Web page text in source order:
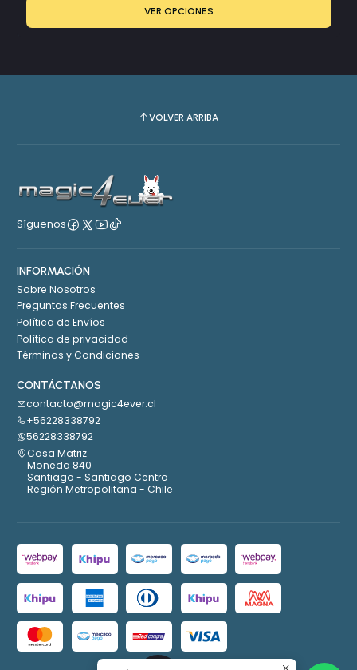
VER OPCIONES
VOLVER ARRIBA
Síguenos
INFORMACIÓN
Sobre Nosotros
Preguntas Frecuentes
Política de Envíos
Política de privacidad
Términos y Condiciones
CONTÁCTANOS
contacto@magic4ever.cl
+56228338792
56228338792
Casa Matriz
Moneda 840
Santiago - Santiago Centro
Región Metropolitana - Chile